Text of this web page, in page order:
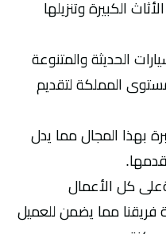
الكبيرة وتنزيلها
الحديثة والمتنوعة
المملكة لتقديم
بهذا المجال مما يدل
كل الأعمال
فريقنا مما يضمن للعميل